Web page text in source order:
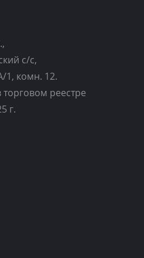
с/с,
1, комн. 12.
торговом реестре
г.